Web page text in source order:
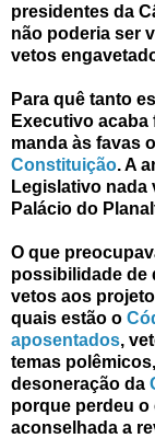
presidentes da
não poderia ser
vetos
Para quê tanto
Executivo
manda às favas
Constituição.A
Legislativo nada
Palácio do
O que
possibilidade de
vetos aos
quais estão o
aposentados,
temas
desoneração da
porque perdeu o
aconselhada a